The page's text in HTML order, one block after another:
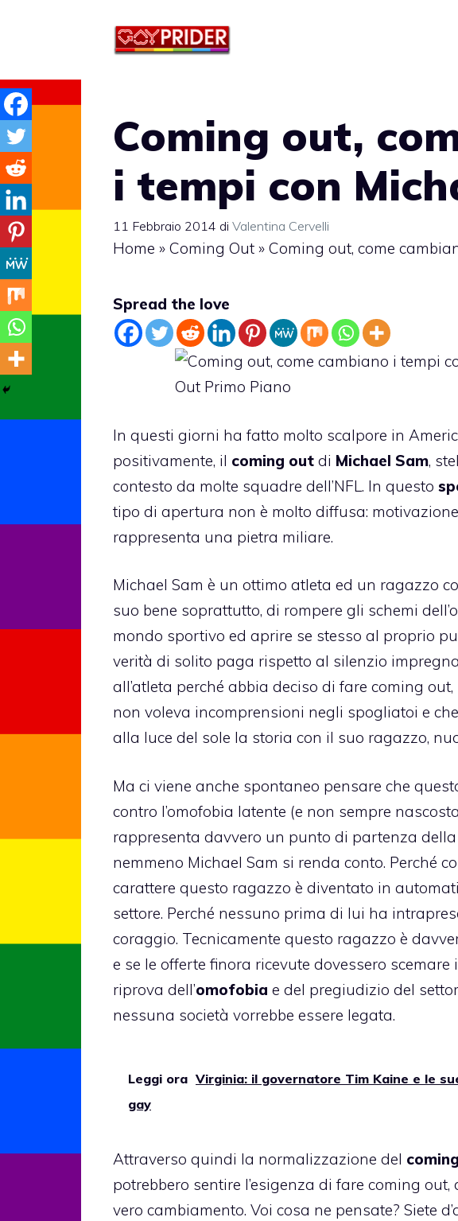
Coming out,
i tempi con
11 Febbraio 2014 di Valentina Cervelli
Home » Coming Out » Coming out, come
Spread the love
In questi giorni ha fatto molto scalpore in
positivamente, il coming out di Michael Sam,
contesto da molte squadre dell’NFL. In questo
tipo di apertura non è molto diffusa:
rappresenta una pietra miliare.
Michael Sam è un ottimo atleta ed un ragazzo
suo bene soprattutto, di rompere gli schemi
mondo sportivo ed aprire se stesso al proprio
verità di solito paga rispetto al silenzio
all’atleta perché abbia deciso di fare coming out
non voleva incomprensioni negli spogliatoi e
alla luce del sole la storia con il suo ragazzo,
Ma ci viene anche spontaneo pensare che
contro l’omofobia latente (e non sempre
rappresenta davvero un punto di partenza
nemmeno Michael Sam si renda conto. Perché
carattere questo ragazzo è diventato in
settore. Perché nessuno prima di lui ha
coraggio. Tecnicamente questo ragazzo è
e se le offerte finora ricevute dovessero
riprova dell’omofobia e del pregiudizio del
nessuna società vorrebbe essere legata.
Leggi ora Virginia: il governatore Tim Kaine e le
gay
Attraverso quindi la normalizzazione del
potrebbero sentire l’esigenza di fare coming
vero cambiamento. Voi cosa ne pensate? Siete